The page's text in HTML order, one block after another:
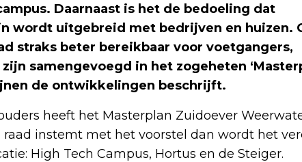
Daarnaast is het de bedoeling dat
wordt uitgebreid met bedrijven en huizen.
straks beter bereikbaar voor voetgangers,
samengevoegd in het zogeheten
de ontwikkelingen beschrijft.
heeft het Masterplan Zuidoever
instemt met het voorstel dan wordt het
High Tech Campus, Hortus en de Steiger.